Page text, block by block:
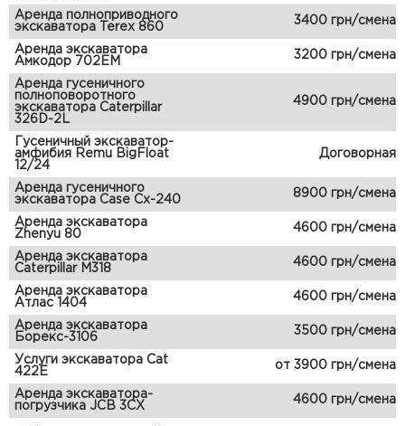
Аренда полноприводного
экскаватора Terex 860
3400 грн/смена
Аренда экскаватора
Амкодор 702ЕМ
3200 грн/смена
Аренда гусеничного
полноповоротного
экскаватора Caterpillar
326D-2L
4900 грн/смена
Гусеничный экскаватор-
амфибия Remu BigFloat
12/24
Договорная
Аренда гусеничного
экскаватора Case Cx-240
8900 грн/смена
Аренда экскаватора
Zhenyu 80
4600 грн/смена
Аренда экскаватора
Caterpillar M318
4600 грн/смена
Аренда экскаватора
Атлас 1404
4600 грн/смена
Аренда экскаватора
Борекс-3106
3500 грн/смена
Услуги экскаватора Cat
422E
от 3900 грн/смена
Аренда экскаватора-
погрузчика JCB 3CX
4600 грн/смена